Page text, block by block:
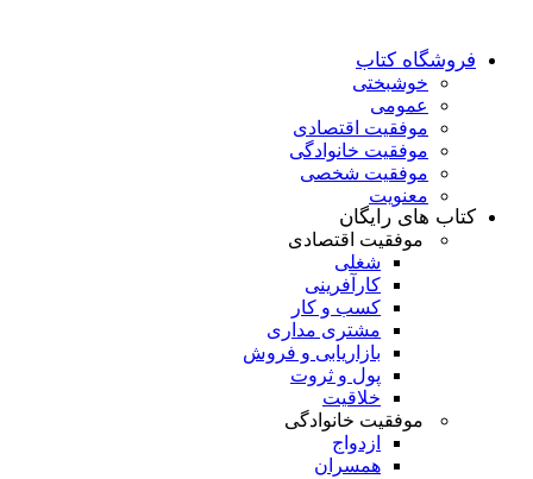
فروشگاه کتاب
خوشبختی
عمومی
موفقیت اقتصادی
موفقیت خانوادگی
موفقیت شخصی
معنویت
کتاب های رایگان
موفقیت اقتصادی
شغلی
کارآفرینی
کسب و کار
مشتری مداری
بازاریابی و فروش
پول و ثروت
خلاقیت
موفقیت خانوادگی
ازدواج
همسران